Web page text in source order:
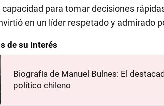
para tomar decisiones
en un líder respetado y admirado
de su Interés
Biografía de Manuel Bulnes: El
político chileno